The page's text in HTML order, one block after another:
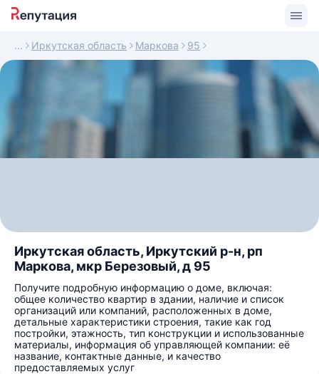
Иркутская область Маркова 95
Иркутская область, Иркутский р-н, рп
Маркова, мкр Березовый, д 95
Получите подробную информацию о доме, включая:
общее количество квартир в здании, наличие и список
организаций или компаний, расположенных в доме,
детальные характеристики строения, такие как год
постройки, этажность, тип конструкции и использованные
материалы, информация об управляющей компании: её
название, контактные данные, и качество
предоставляемых услуг